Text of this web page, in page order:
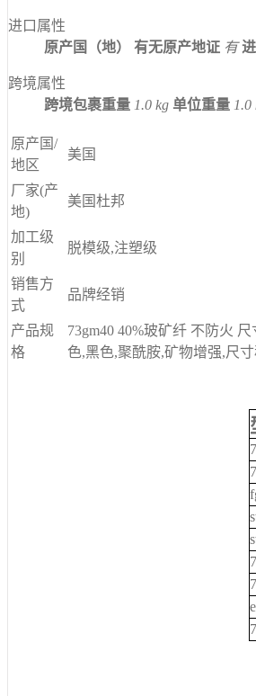
进口属性
原产国（地）
有无原产地证 有
跨境属性
跨境包裹重量 1.0 kg 单位重量 1.0
原产国/
地区
美国
厂家(产
地)
美国杜邦
加工级
别
脱模级,注塑级
销售方
式
品牌经销
产品规
格
73gm40 40%玻矿纤 不防火
色,黑色,聚酰胺,矿物增强,尺